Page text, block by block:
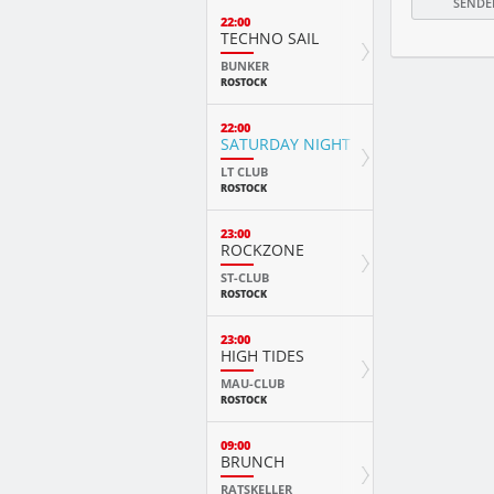
22:00
TECHNO SAIL
BUNKER
ROSTOCK
22:00
SATURDAY NIGHT FEVER
LT CLUB
ROSTOCK
23:00
ROCKZONE
ST-CLUB
ROSTOCK
23:00
HIGH TIDES
MAU-CLUB
ROSTOCK
09:00
BRUNCH
RATSKELLER